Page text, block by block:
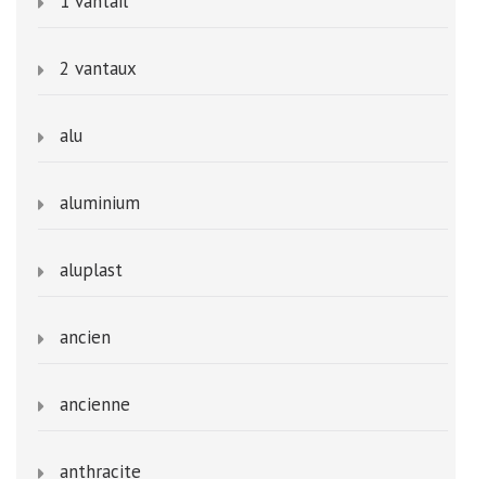
2 vantaux
alu
aluminium
aluplast
ancien
ancienne
anthracite